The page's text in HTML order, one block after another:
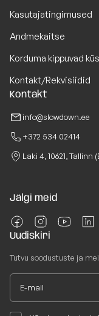
Kasutajatingimused
Andmekaitse
Korduma kippuvad
Kontakt/Rekvisiidid
Kontakt
info@slowdown.ee
+372 534 02414
Laki 4, 10621,
Jälgi meid
Uudiskiri
Tutvu soodustuste ja